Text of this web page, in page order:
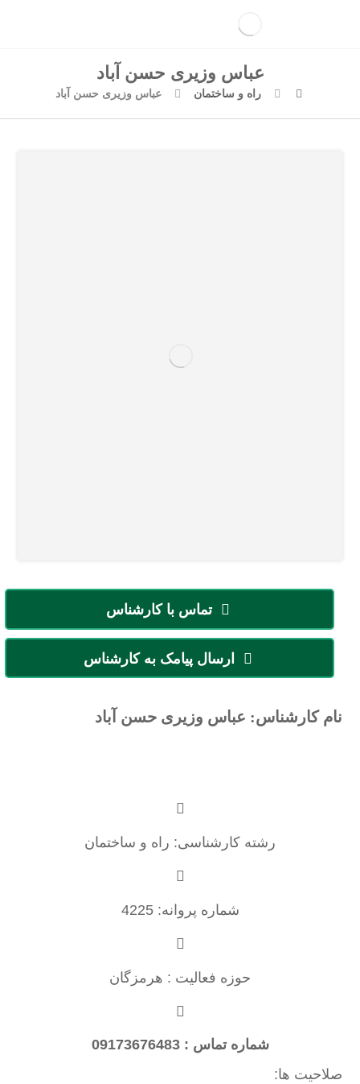
عباس وزیری حسن آباد
راه و ساختمان عباس وزیری حسن آباد
تماس با کارشناس
ارسال پیامک به کارشناس
نام کارشناس: عباس وزیری حسن آباد
رشته کارشناسی: راه و ساختمان
شماره پروانه: 4225
حوزه فعالیت : هرمزگان
شماره تماس : 09173676483
صلاحیت ها: